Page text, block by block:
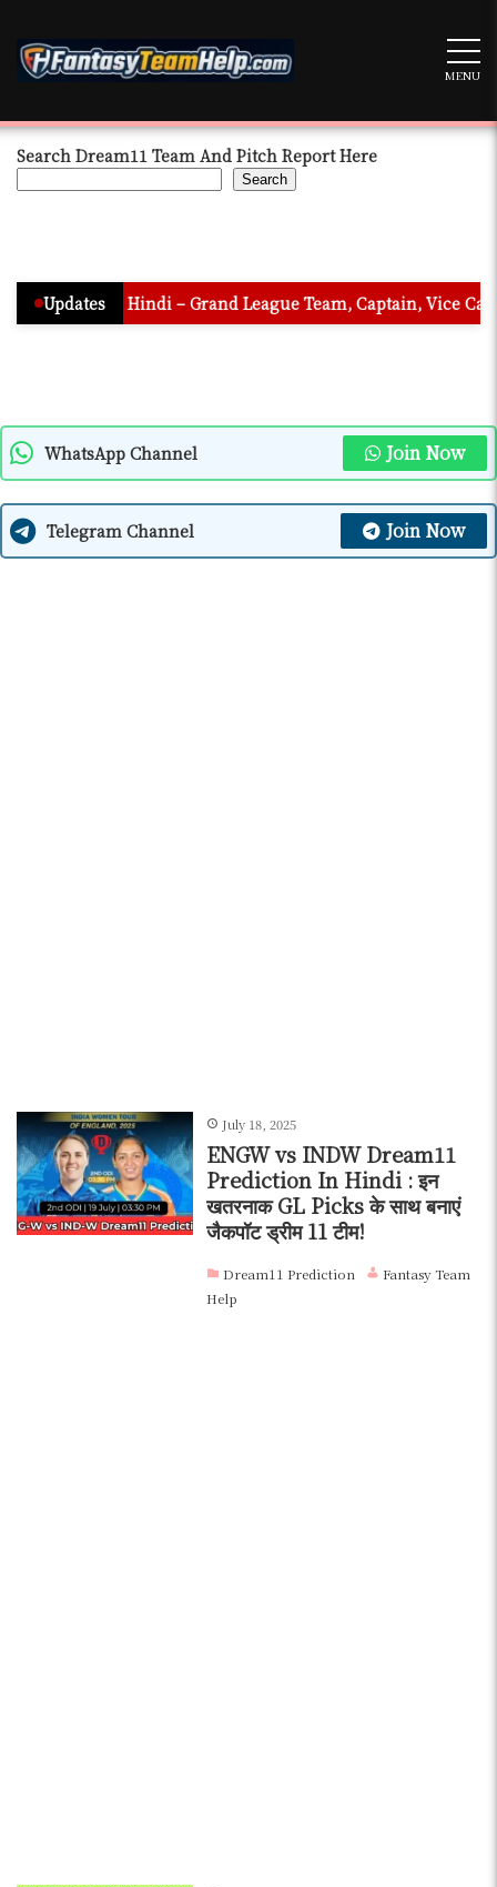
content
MENU
Search Dream11 Team And Pitch Report Here
Search
Updates
In Hindi – Grand League Team, Captain, Vice Captain &
WhatsApp Channel Join Now
Telegram Channel Join Now
July 18, 2025
ENGW vs INDW Dream11
Prediction In Hindi : इन
खतरनाक GL Picks के साथ बनाएं
जैकपॉट ड्रीम 11 टीम!
Dream11 Prediction
Fantasy Team
Help